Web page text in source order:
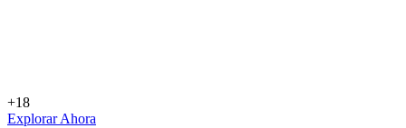
+18
Explorar Ahora